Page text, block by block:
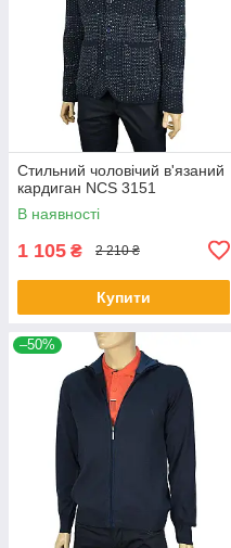
Стильний чоловічий в'язаний
кардиган NCS 3151
В наявності
1 105 ₴ 2 210 ₴
Купити
–50%